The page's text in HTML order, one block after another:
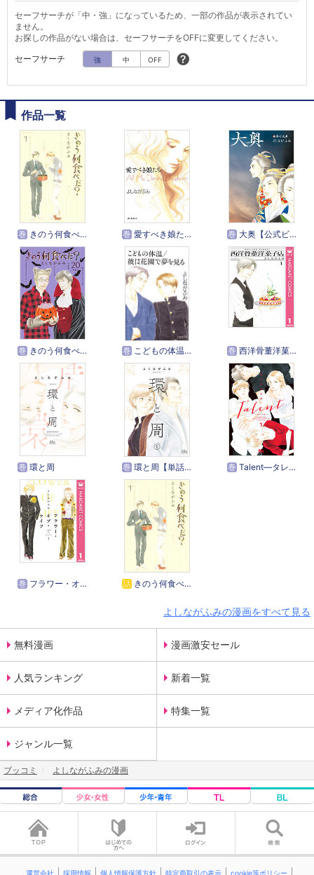
セーフサーチが「中・強」になっているため、一部の作品が表示されてい
ません。
お探しの作品がない場合は、セーフサーチをOFFに変更してください。
セーフサーチ
強 中 OFF
作品一覧
巻 きのう何食べた？ 巻 愛すべき娘たち 巻大奥【公式ビジュアルファンブック 大奥－没日後録－付き特装版】
巻 きのう何食べた？（２０） 特装版 巻 こどもの体温／彼は花園で夢を見る 巻西洋骨董洋菓子店
巻 環と周 巻 環と周【単話】 巻Talent―タレント―
巻 フラワー・オブ・ライフ 話 きのう何食べた？
よしながふみの漫画をすべて見る
無料漫画 漫画激安セール
人気ランキング 新着一覧
メディア化作品 特集一覧
ジャンル一覧
ブッコミ よしながふみの漫画
運営会社 採用情報 個人情報保護方針 特定商取引の表示 cookie等ポリシー